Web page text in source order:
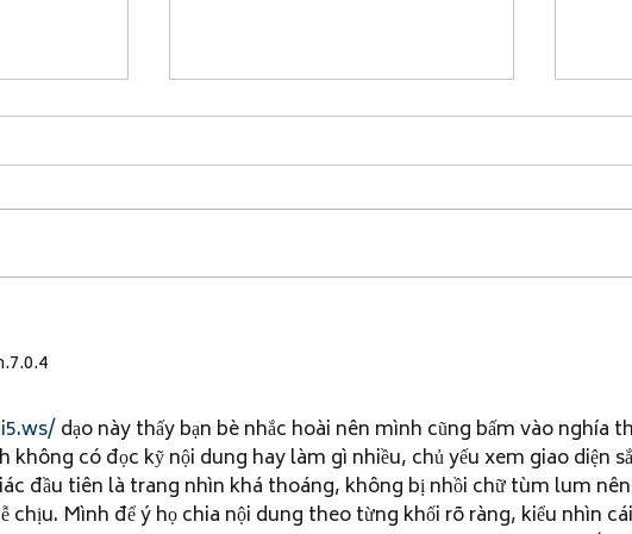
and Its
dạo này thấy bạn bè nhắc hoài nên mình cũng bấm vào nghía
không có đọc kỹ nội dung hay làm gì nhiều, chủ yếu xem giao diện
đầu tiên là trang nhìn khá thoáng, không bị nhồi chữ tùm lum nên
chịu. Mình để ý họ chia nội dung theo từng khối rõ ràng, kiểu nhìn